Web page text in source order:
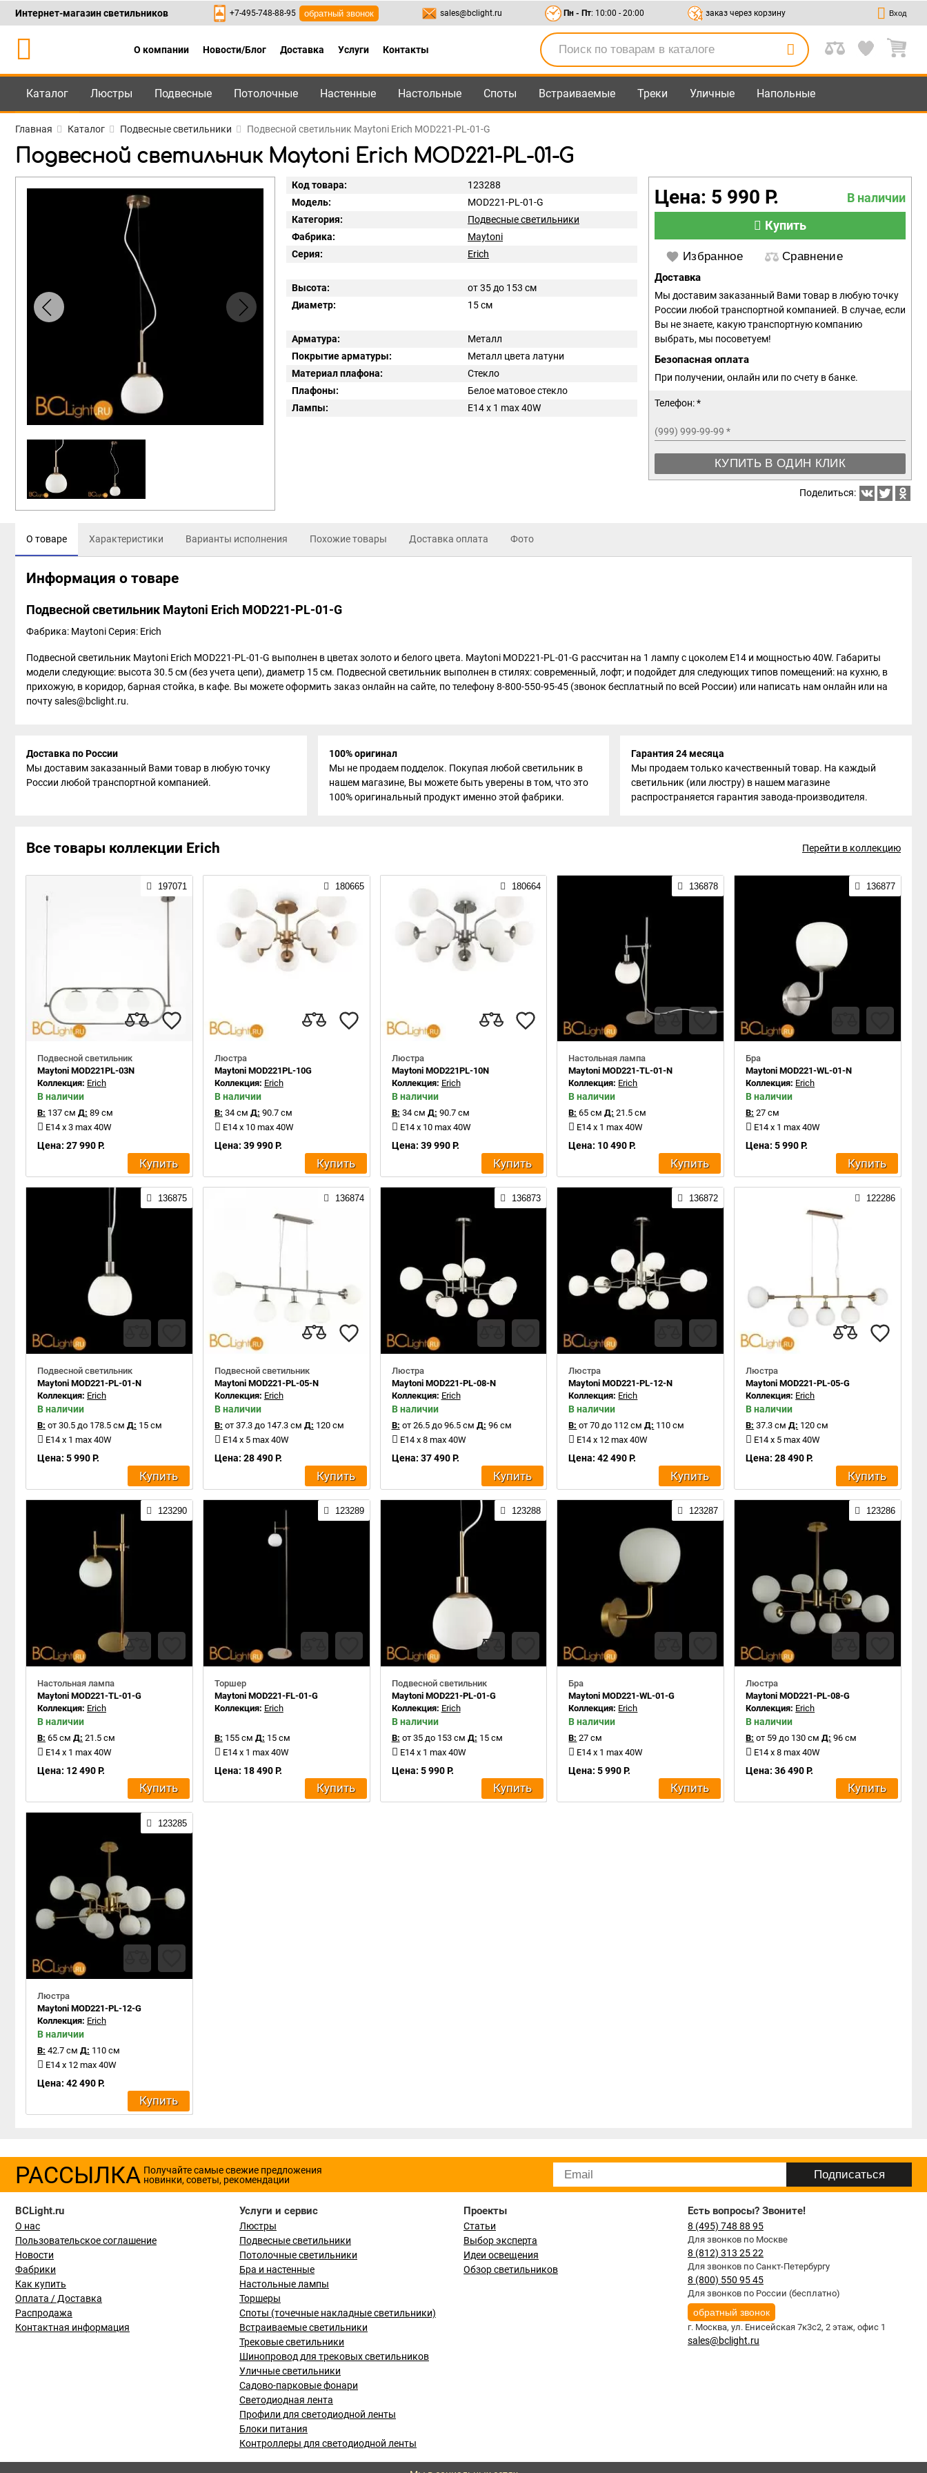
Каталог +7-495-748-88-95 ,8-800-550-95-45 sales@bclight.ru
Интернет-магазин светильников +7-495-748-88-95 обратный звонок sales@bclight.ru Пн - Пт: 10:00 - 20:00 заказ через корзину Вход
О компании Новости/Блог Доставка Услуги Контакты
Каталог Люстры Подвесные Потолочные Настенные Настольные Споты Встраиваемые Треки Уличные Напольные
Главная Каталог Подвесные светильники Подвесной светильник Maytoni Erich MOD221-PL-01-G
Подвесной светильник Maytoni Erich MOD221-PL-01-G
Код товара:
123288
Модель:
MOD221-PL-01-G
Категория:
Подвесные светильники
Фабрика:
Maytoni
Серия:
Erich
Высота:
от 35 до 153 см
Диаметр:
15 см
Арматура:
Металл
Покрытие арматуры:
Металл цвета латуни
Материал плафона:
Стекло
Плафоны:
Белое матовое стекло
Лампы:
E14 x 1 max 40W
Цена: 5 990 Р.
В наличии
Купить
Избранное Сравнение
Доставка
Мы доставим заказанный Вами товар в любую точку
России любой транспортной компанией. В случае, если
Вы не знаете, какую транспортную компанию
выбрать, мы посоветуем!
Безопасная оплата
При получении, онлайн или по счету в банке.
Телефон: *
(999) 999-99-99 *
КУПИТЬ В ОДИН КЛИК
Поделиться:
О товаре Характеристики Варианты исполнения Похожие товары Доставка оплата Фото
Информация о товаре
Подвесной светильник Maytoni Erich MOD221-PL-01-G
Фабрика: MaytoniСерия: Erich
Подвесной светильник Maytoni Erich MOD221-PL-01-G выполнен в цветах золото и белого цвета. Maytoni MOD221-PL-01-G рассчитан на 1 лампу с цоколем E14 и мощностью 40W. Габариты
модели следующие: высота 30.5 см (без учета цепи), диаметр 15 см. Подвесной светильник выполнен в стилях: современный, лофт; и подойдет для следующих типов помещений: на кухню, в
прихожую, в коридор, барная стойка, в кафе. Вы можете оформить заказ онлайн на сайте, по телефону 8-800-550-95-45 (звонок бесплатный по всей России) или написать нам онлайн или на
почту sales@bclight.ru.
Доставка по России
Мы доставим заказанный Вами товар в любую точку
России любой транспортной компанией.
100% оригинал
Мы не продаем подделок. Покупая любой светильник в
нашем магазине, Вы можете быть уверены в том, что это
100% оригинальный продукт именно этой фабрики.
Гарантия 24 месяца
Мы продаем только качественный товар. На каждый
светильник (или люстру) в нашем магазине
распространяется гарантия завода-производителя.
Все товары коллекции Erich Перейти в коллекцию
197071
Подвесной светильник
Maytoni MOD221PL-03N
Коллекция: Erich
В наличии
В: 137 см Д: 89 см
E14 x 3 max 40W
Цена: 27 990 Р.
Купить
180665
Люстра
Maytoni MOD221PL-10G
Коллекция: Erich
В наличии
В: 34 см Д: 90.7 см
E14 x 10 max 40W
Цена: 39 990 Р.
Купить
180664
Люстра
Maytoni MOD221PL-10N
Коллекция: Erich
В наличии
В: 34 см Д: 90.7 см
E14 x 10 max 40W
Цена: 39 990 Р.
Купить
136878
Настольная лампа
Maytoni MOD221-TL-01-N
Коллекция: Erich
В наличии
В: 65 см Д: 21.5 см
E14 x 1 max 40W
Цена: 10 490 Р.
Купить
136877
Бра
Maytoni MOD221-WL-01-N
Коллекция: Erich
В наличии
В: 27 см
E14 x 1 max 40W
Цена: 5 990 Р.
Купить
136875
Подвесной светильник
Maytoni MOD221-PL-01-N
Коллекция: Erich
В наличии
В: от 30.5 до 178.5 см Д: 15 см
E14 x 1 max 40W
Цена: 5 990 Р.
Купить
136874
Подвесной светильник
Maytoni MOD221-PL-05-N
Коллекция: Erich
В наличии
В: от 37.3 до 147.3 см Д: 120 см
E14 x 5 max 40W
Цена: 28 490 Р.
Купить
136873
Люстра
Maytoni MOD221-PL-08-N
Коллекция: Erich
В наличии
В: от 26.5 до 96.5 см Д: 96 см
E14 x 8 max 40W
Цена: 37 490 Р.
Купить
136872
Люстра
Maytoni MOD221-PL-12-N
Коллекция: Erich
В наличии
В: от 70 до 112 см Д: 110 см
E14 x 12 max 40W
Цена: 42 490 Р.
Купить
122286
Люстра
Maytoni MOD221-PL-05-G
Коллекция: Erich
В наличии
В: 37.3 см Д: 120 см
E14 x 5 max 40W
Цена: 28 490 Р.
Купить
123290
Настольная лампа
Maytoni MOD221-TL-01-G
Коллекция: Erich
В наличии
В: 65 см Д: 21.5 см
E14 x 1 max 40W
Цена: 12 490 Р.
Купить
123289
Торшер
Maytoni MOD221-FL-01-G
Коллекция: Erich
В: 155 см Д: 15 см
E14 x 1 max 40W
Цена: 18 490 Р.
Купить
123288
Подвесной светильник
Maytoni MOD221-PL-01-G
Коллекция: Erich
В наличии
В: от 35 до 153 см Д: 15 см
E14 x 1 max 40W
Цена: 5 990 Р.
Купить
123287
Бра
Maytoni MOD221-WL-01-G
Коллекция: Erich
В наличии
В: 27 см
E14 x 1 max 40W
Цена: 5 990 Р.
Купить
123286
Люстра
Maytoni MOD221-PL-08-G
Коллекция: Erich
В наличии
В: от 59 до 130 см Д: 96 см
E14 x 8 max 40W
Цена: 36 490 Р.
Купить
123285
Люстра
Maytoni MOD221-PL-12-G
Коллекция: Erich
В наличии
В: 42.7 см Д: 110 см
E14 x 12 max 40W
Цена: 42 490 Р.
Купить
РАССЫЛКА Получайте самые свежие предложения
новинки, советы, рекомендации
BCLight.ru
О нас
Пользовательское соглашение
Новости
Фабрики
Как купить
Оплата / Доставка
Распродажа
Контактная информация
Услуги и сервис
Люстры
Подвесные светильники
Потолочные светильники
Бра и настенные
Настольные лампы
Торшеры
Споты (точечные накладные светильники)
Встраиваемые светильники
Трековые светильники
Шинопровод для трековых светильников
Уличные светильники
Садово-парковые фонари
Светодиодная лента
Профили для светодиодной ленты
Блоки питания
Контроллеры для светодиодной ленты
Проекты
Статьи
Выбор эксперта
Идеи освещения
Обзор светильников
Есть вопросы? Звоните!
8 (495) 748 88 95
Для звонков по Москве
8 (812) 313 25 22
Для звонков по Санкт-Петербургу
8 (800) 550 95 45
Для звонков по России (бесплатно)
обратный звонок
г. Москва, ул. Енисейская 7к3с2, 2 этаж, офис 1
sales@bclight.ru